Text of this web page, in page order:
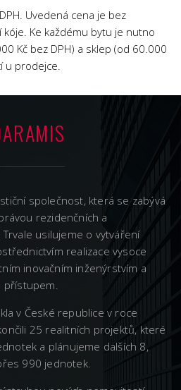
Uvedená cena je bez
Ke každému bytu je nutno
Kč bez DPH) a sklep (od 60.000
u prodejce.
společnost, která se zabývá
rezidenčních a
usilujeme o vytváření
realizace vysoce
inovačním inženýrstvím a
přístupem.
v České republice v roce
25 realitních projektů, které
a plánujeme dalších 8,
990 jednotek.